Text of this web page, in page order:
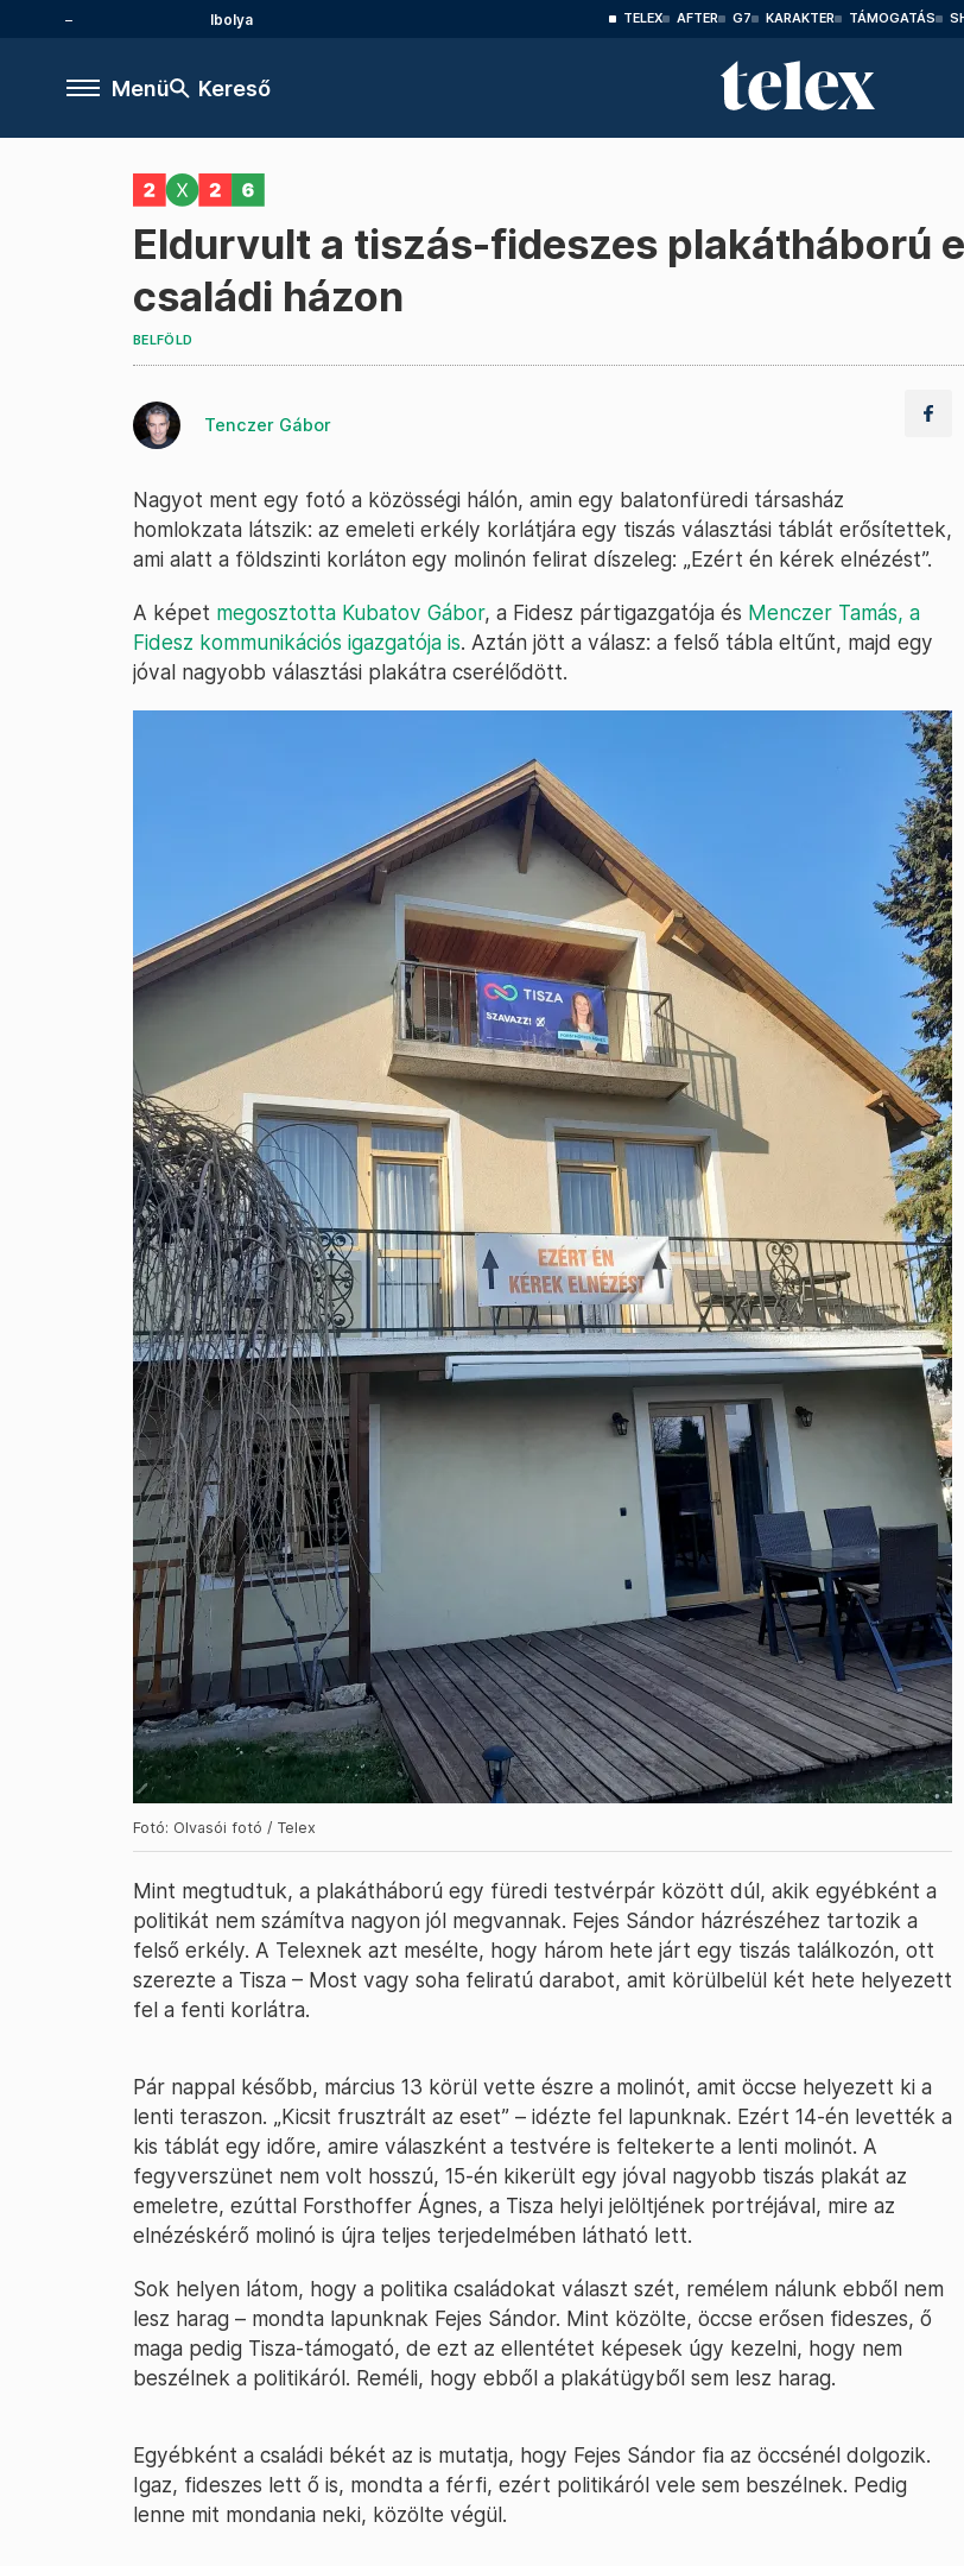
Ibolya TELEX AFTER G7 KARAKTER TÁMOGATÁS
Menü Kereső
Eldurvult a tiszás-fideszes plakátháború
családi házon
BELFÖLD
Tenczer Gábor
Nagyot ment egy fotó a közösségi hálón, amin egy balatonfüredi társasház
homlokzata látszik: az emeleti erkély korlátjára egy tiszás választási táblát erősítettek,
ami alatt a földszinti korláton egy molinón felirat díszeleg: „Ezért én kérek elnézést”.
A képet megosztotta Kubatov Gábor, a Fidesz pártigazgatója és Menczer Tamás, a
Fidesz kommunikációs igazgatója is. Aztán jött a válasz: a felső tábla eltűnt, majd egy
jóval nagyobb választási plakátra cserélődött.
Fotó: Olvasói fotó / Telex
Mint megtudtuk, a plakátháború egy füredi testvérpár között dúl, akik egyébként a
politikát nem számítva nagyon jól megvannak. Fejes Sándor házrészéhez tartozik a
felső erkély. A Telexnek azt mesélte, hogy három hete járt egy tiszás találkozón, ott
szerezte a Tisza – Most vagy soha feliratú darabot, amit körülbelül két hete helyezett
fel a fenti korlátra.
Pár nappal később, március 13 körül vette észre a molinót, amit öccse helyezett ki a
lenti teraszon. „Kicsit frusztrált az eset” – idézte fel lapunknak. Ezért 14-én levették a
kis táblát egy időre, amire válaszként a testvére is feltekerte a lenti molinót. A
fegyverszünet nem volt hosszú, 15-én kikerült egy jóval nagyobb tiszás plakát az
emeletre, ezúttal Forsthoffer Ágnes, a Tisza helyi jelöltjének portréjával, mire az
elnézéskérő molinó is újra teljes terjedelmében látható lett.
Sok helyen látom, hogy a politika családokat választ szét, remélem nálunk ebből nem
lesz harag – mondta lapunknak Fejes Sándor. Mint közölte, öccse erősen fideszes, ő
maga pedig Tisza-támogató, de ezt az ellentétet képesek úgy kezelni, hogy nem
beszélnek a politikáról. Reméli, hogy ebből a plakátügyből sem lesz harag.
Egyébként a családi békét az is mutatja, hogy Fejes Sándor fia az öccsénél dolgozik.
Igaz, fideszes lett ő is, mondta a férfi, ezért politikáról vele sem beszélnek. Pedig
lenne mit mondania neki, közölte végül.